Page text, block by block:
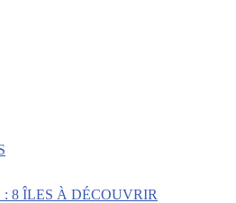
8 ÎLES À DÉCOUVRIR